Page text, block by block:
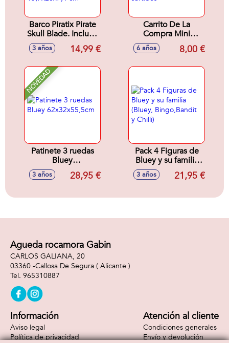
Barco Piratix Pirate
Skull Blade. Incluye
Barco,Capitán y
Tesoro Exluxivo.
3 años 14,99 €
Carrito De La
Compra Mini
World. Incluye 10
accesoiros
6 años 8,00 €
NOVEDAD
Patinete 3 ruedas
Bluey
62x32x55,5cm
3 años 28,95 €
Pack 4 Figuras de
Bluey y su familia
(Bluey,
Bingo,Bandit y
3 años 21,95 €
Agueda rocamora Gabin
CARLOS GALIANA, 20
03360 -Callosa De Segura ( Alicante )
965310887
Información
Aviso legal
Política de privacidad
Atención al cliente
Condiciones generales
Envío y devolución